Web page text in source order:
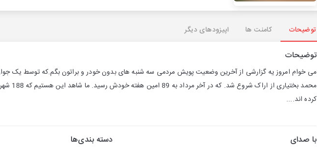
توضیحات کامنت ها اپیزودهای دیگر
توضیحات
می خوام امروز یه گزارشی از آخرین وضعیت پویش مردمی سه شنبه های بدون خودر و براتون بگم.که توسط یک
محمد
کرده اند....
با صدای دسته بندی‌ها